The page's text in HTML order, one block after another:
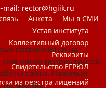
mail: rector@hgiik.ru
Анкета
Мы в СМИ
Устав института
Коллективный договор
Реквизиты
Свидетельство ЕГРЮЛ
из реестра лицензий
сохраняются на
числе используются
сайта. Нажимая
что Вы